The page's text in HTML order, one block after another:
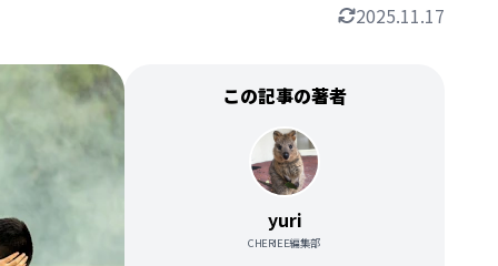
2025.11.17
この記事の著者
yuri
CHERIEE編集部